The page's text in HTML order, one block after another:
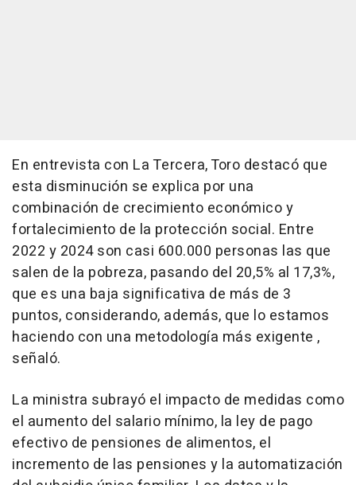
En entrevista con La Tercera, Toro destacó que
esta disminución se explica por una
combinación de crecimiento económico y
fortalecimiento de la protección social. Entre
2022 y 2024 son casi 600.000 personas las que
salen de la pobreza, pasando del 20,5% al 17,3%,
que es una baja significativa de más de 3
puntos, considerando, además, que lo estamos
haciendo con una metodología más exigente ,
señaló.
La ministra subrayó el impacto de medidas como
el aumento del salario mínimo, la ley de pago
efectivo de pensiones de alimentos, el
incremento de las pensiones y la automatización